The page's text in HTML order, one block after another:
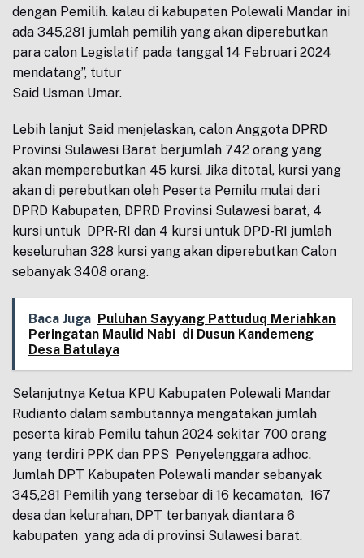
dengan Pemilih. kalau di kabupaten Polewali Mandar ini
ada 345,281 jumlah pemilih yang akan diperebutkan
para calon Legislatif pada tanggal 14 Februari 2024
mendatang”, tutur
Said Usman Umar.
Lebih lanjut Said menjelaskan, calon Anggota DPRD
Provinsi Sulawesi Barat berjumlah 742 orang yang
akan memperebutkan 45 kursi. Jika ditotal, kursi yang
akan di perebutkan oleh Peserta Pemilu mulai dari
DPRD Kabupaten, DPRD Provinsi Sulawesi barat, 4
kursi untuk DPR-RI dan 4 kursi untuk DPD-RI jumlah
keseluruhan 328 kursi yang akan diperebutkan Calon
sebanyak 3408 orang.
Baca Juga Puluhan Sayyang Pattuduq Meriahkan
Peringatan Maulid Nabi di Dusun Kandemeng
Desa Batulaya
Selanjutnya Ketua KPU Kabupaten Polewali Mandar
Rudianto dalam sambutannya mengatakan jumlah
peserta kirab Pemilu tahun 2024 sekitar 700 orang
yang terdiri PPK dan PPS Penyelenggara adhoc.
Jumlah DPT Kabupaten Polewali mandar sebanyak
345,281 Pemilih yang tersebar di 16 kecamatan, 167
desa dan kelurahan, DPT terbanyak diantara 6
kabupaten yang ada di provinsi Sulawesi barat.